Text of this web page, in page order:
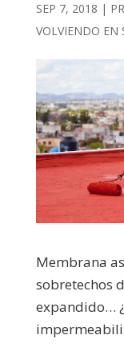
SEP 7, 2018 |
VOLVIENDO EN
Membrana
sobretechos
expandido…